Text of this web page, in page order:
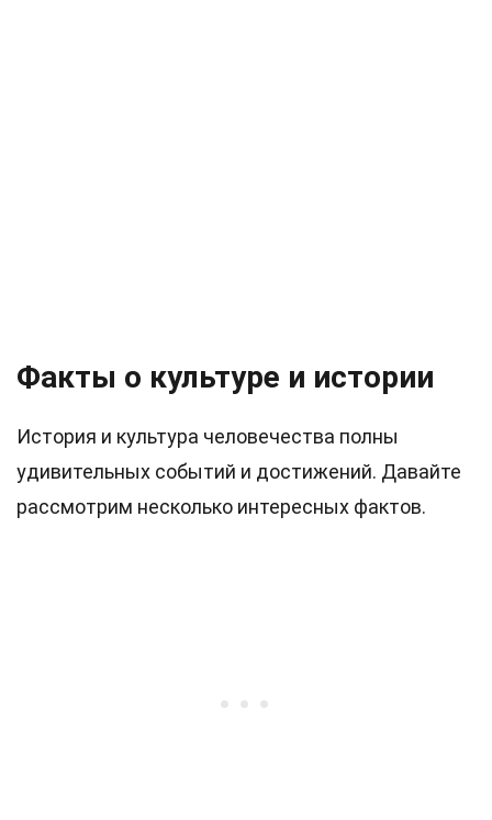
Факты о культуре и истории
История и культура человечества полны
удивительных событий и достижений. Давайте
рассмотрим несколько интересных фактов.